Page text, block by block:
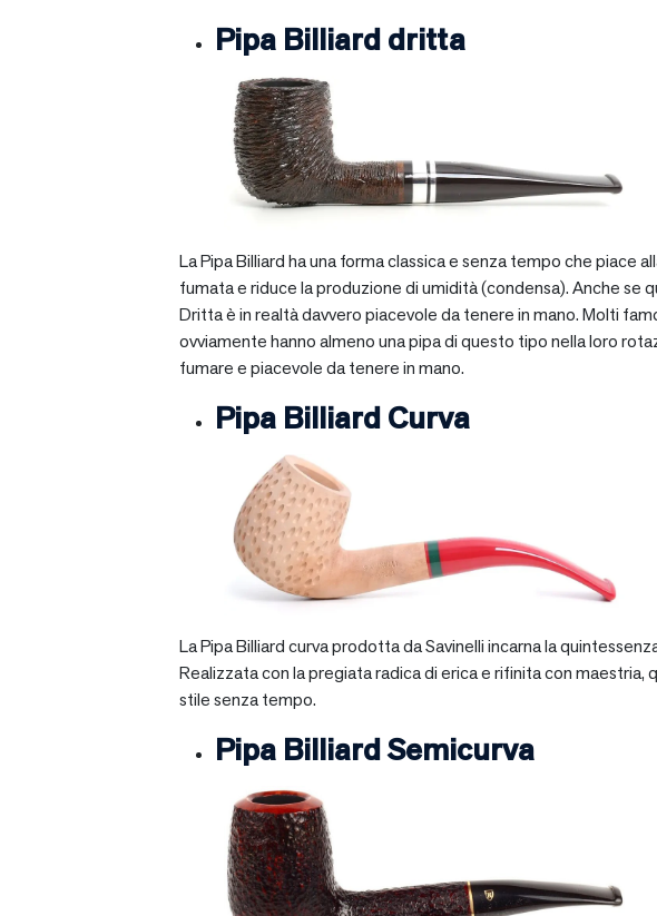
Pipa Billiard dritta
La Pipa Billiard ha una forma classica e senza tempo che piace
fumata e riduce la produzione di umidità (condensa). Anche se
Dritta è in realtà davvero piacevole da tenere in mano. Molti
ovviamente hanno almeno una pipa di questo tipo nella loro
fumare e piacevole da tenere in mano.
Pipa Billiard Curva
La Pipa Billiard curva prodotta da Savinelli incarna la
Realizzata con la pregiata radica di erica e rifinita con maestria,
stile senza tempo.
Pipa Billiard Semicurva